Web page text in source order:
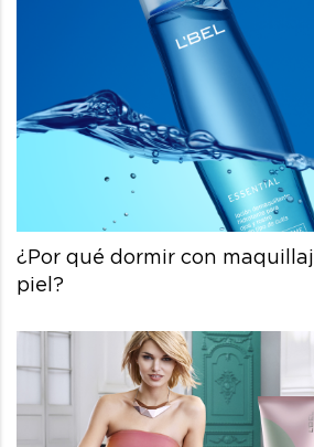
¿Por qué dormir con
piel?